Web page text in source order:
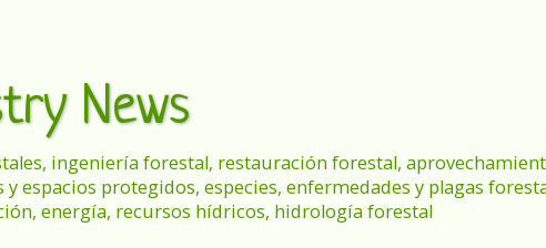
News
ingeniería forestal, restauración forestal,
espacios protegidos, especies, enfermedades y plagas
energía, recursos hídricos, hidrología forestal